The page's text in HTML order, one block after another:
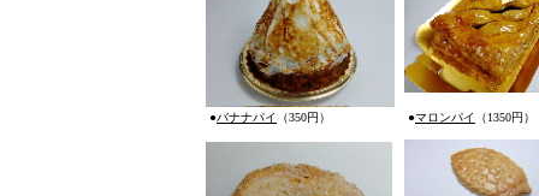
●バナナパイ （350円） ●マロンパイ （1350円）